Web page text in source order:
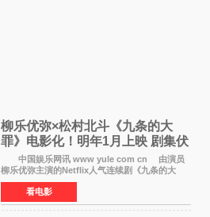
柳乐优弥×松村北斗《九条的大
罪》电影化！明年1月上映 剧集伏
笔将全面揭晓
中国娱乐网讯 www yule com cn 由演员
柳乐优弥主演的Netflix人气连续剧《九条的大
罪》正式宣布改编为电影，将于明年1月8日全国
上映。柳乐优弥与SixTONES松村北斗再度联
手，为观众带来这部
看电影